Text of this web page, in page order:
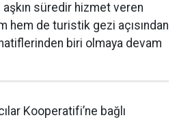
aşkın süredir hizmet veren
hem de turistik gezi açısından
biri olmaya devam
Kooperatifi’ne bağlı